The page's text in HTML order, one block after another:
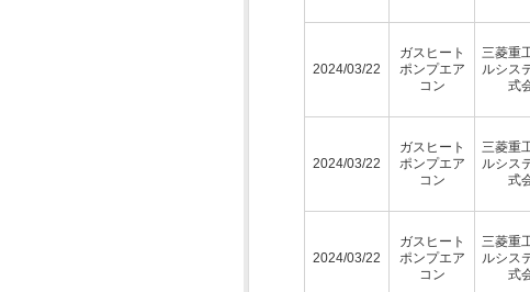
2024/03/22
ガスヒート
ポンプエア
コン
三菱重
ルシス
式
2024/03/22
ガスヒート
ポンプエア
コン
三菱重
ルシス
式
2024/03/22
ガスヒート
ポンプエア
コン
三菱重
ルシス
式